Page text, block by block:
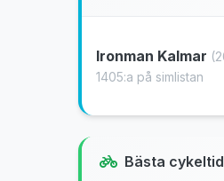
Ironman Kalmar
1405:a på simlistan
Bästa cykeltid